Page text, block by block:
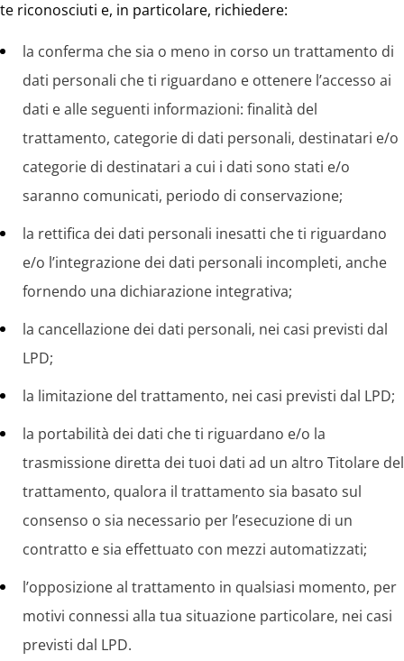
te riconosciuti e, in particolare, richiedere:
la conferma che sia o meno in corso un trattamento di
dati personali che ti riguardano e ottenere l’accesso ai
dati e alle seguenti informazioni: finalità del
trattamento, categorie di dati personali, destinatari e/o
categorie di destinatari a cui i dati sono stati e/o
saranno comunicati, periodo di conservazione;
la rettifica dei dati personali inesatti che ti riguardano
e/o l’integrazione dei dati personali incompleti, anche
fornendo una dichiarazione integrativa;
la cancellazione dei dati personali, nei casi previsti dal
LPD;
la limitazione del trattamento, nei casi previsti dal LPD;
la portabilità dei dati che ti riguardano e/o la
trasmissione diretta dei tuoi dati ad un altro Titolare del
trattamento, qualora il trattamento sia basato sul
consenso o sia necessario per l’esecuzione di un
contratto e sia effettuato con mezzi automatizzati;
l’opposizione al trattamento in qualsiasi momento, per
motivi connessi alla tua situazione particolare, nei casi
previsti dal LPD.